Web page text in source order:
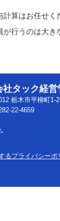
算はお任せく
が行うのは大
社タック経営
栃木市平柳町1-
22-4659
るプライバシーポ